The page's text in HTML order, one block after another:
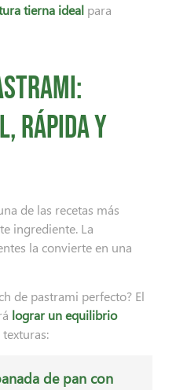
tierna ideal para
rápida y
de las recetas más
ingrediente. La
la convierte en una
de pastrami perfecto? El
lograr un equilibrio
de pan con